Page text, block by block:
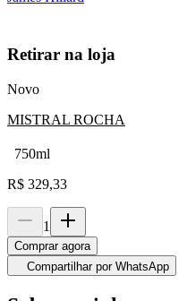
Retirar na loja
Novo
MISTRAL ROCHA
750ml
R$ 329,33
1
Comprar agora
Compartilhar por WhatsApp